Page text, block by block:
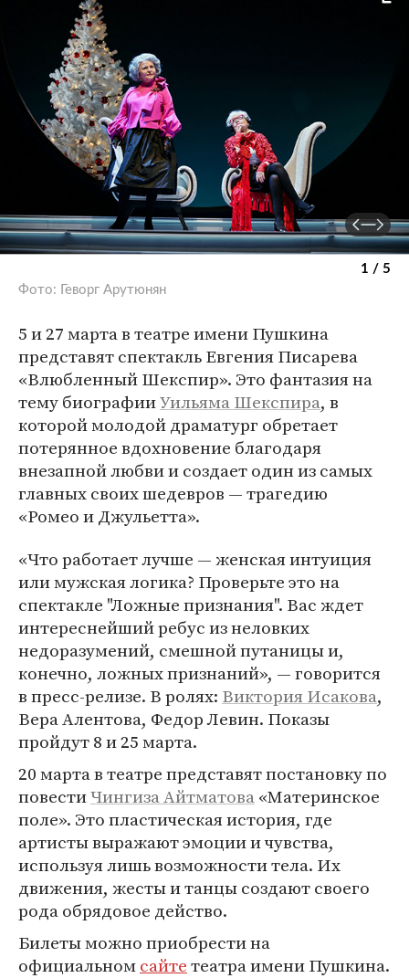
1 / 5
Фото: Геворг Арутюнян
5 и 27 марта в театре имени Пушкина
представят спектакль Евгения Писарева
«Влюбленный Шекспир». Это фантазия на
тему биографииУильяма Шекспира, в
которой молодой драматург обретает
потерянное вдохновение благодаря
внезапной любви и создает один из самых
главных своих шедевров — трагедию
«Ромео и Джульетта».
«Что работает лучше — женская интуиция
или мужская логика? Проверьте это на
спектакле "Ложные признания". Вас ждет
интереснейший ребус из неловких
недоразумений, смешной путаницы и,
конечно, ложных признаний», — говорится
в пресс-релизе. В ролях: Виктория Исакова,
Вера Алентова, Федор Левин. Показы
пройдут 8 и 25 марта.
20 марта в театре представят постановку по
повестиЧингиза Айтматова«Материнское
поле». Это пластическая история, где
артисты выражают эмоции и чувства,
используя лишь возможности тела. Их
движения, жесты и танцы создают своего
рода обрядовое действо.
Билеты можно приобрести на
официальномсайтетеатра имени Пушкина.